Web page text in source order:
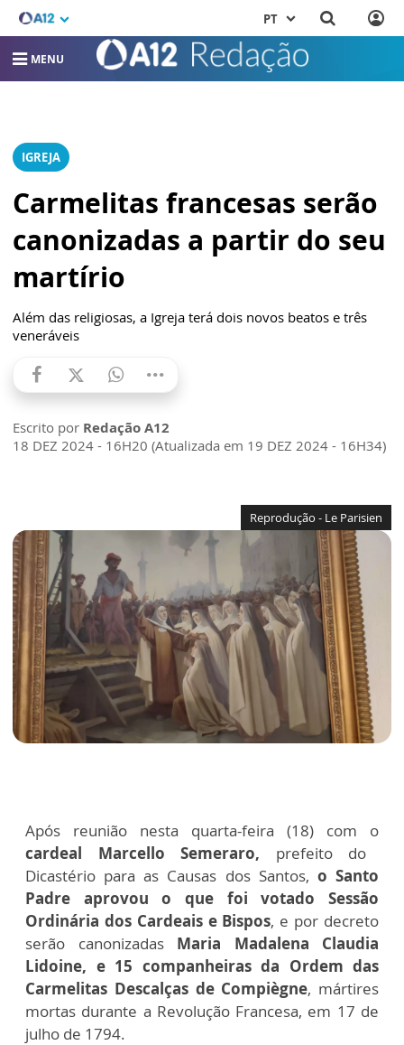
PT
MENU
IGREJA
Carmelitas francesas serão
canonizadas a partir do seu
martírio
Além das religiosas, a Igreja terá dois novos beatos e três
veneráveis
Escrito por Redação A12
18 DEZ 2024 - 16H20 (Atualizada em 19 DEZ 2024 - 16H34)
Reprodução - Le Parisien
Após reunião nesta quarta-feira (18) com o
cardeal Marcello Semeraro, prefeito do
Dicastério para as Causas dos Santos, o Santo
Padre aprovou o que foi votado Sessão
Ordinária dos Cardeais e Bispos, e por decreto
serão canonizadas Maria Madalena Claudia
Lidoine, e 15 companheiras da Ordem das
Carmelitas Descalças de Compiègne, mártires
mortas durante a Revolução Francesa, em 17 de
julho de 1794.